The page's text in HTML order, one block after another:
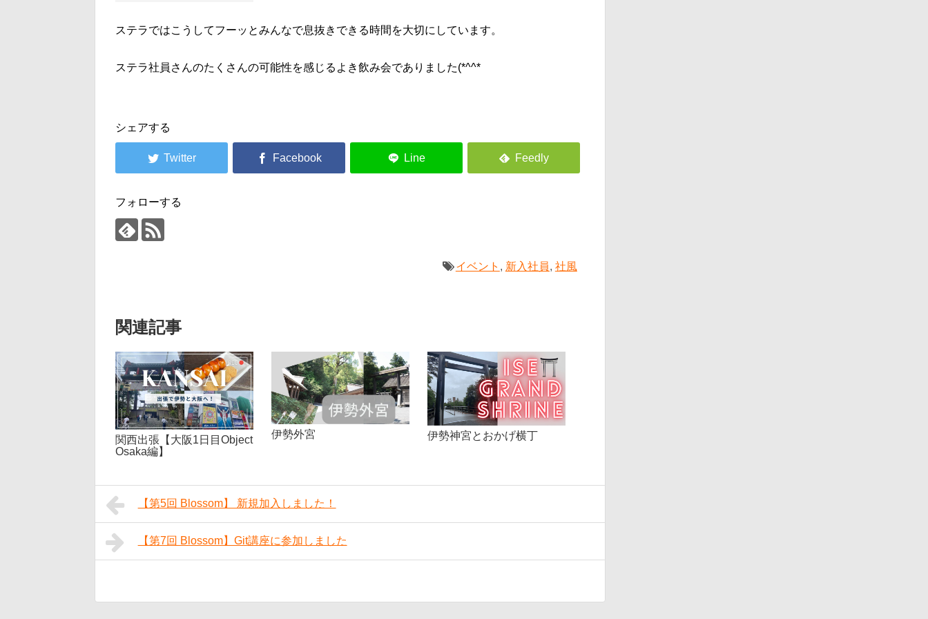
ステラではこうしてフーッとみんなで息抜きできる時間を大切にしています。
ステラ社員さんのたくさんの可能性を感じるよき飲み会でありました(*^^*ゞ
シェアする
フォローする
イベント , 新入社員, 社風
関連記事
関西出張【大阪1日目Object
Osaka編】
伊勢外宮 伊勢神宮とおかげ横丁
【第5回 Blossom】 新規加入しました！
【第7回 Blossom】Git講座に参加しました